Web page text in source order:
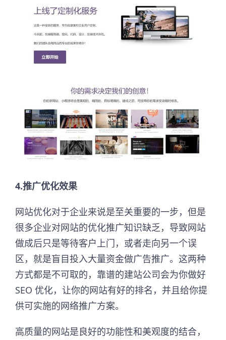
4.推广优化效果
网站优化对于企业来说是至关重要的一步，但是
很多企业对网站的优化推广知识缺乏，导致网站
做成后只是等待客户上门，或者走向另一个误
区，就是盲目投入大量资金做广告推广。这两种
方式都是不可取的，靠谱的建站公司会为你做好
SEO 优化，让你的网站有好的排名，并且给你提
供可实施的网络推广方案。
高质量的网站是良好的功能性和美观度的结合，